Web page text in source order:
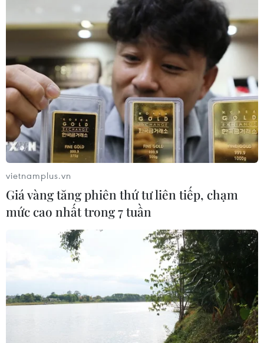
TIN CÙNG CHUYÊN MỤC
Hàn Quốc xác nhận Triều Tiên
phóng ít nhất 1 tên lửa đạn đạo tầm
06/08/2026 09:41
vietnamplus.vn
Giá vàng tăng phiên thứ tư liên tiếp, chạm
mức cao nhất trong 7 tuần